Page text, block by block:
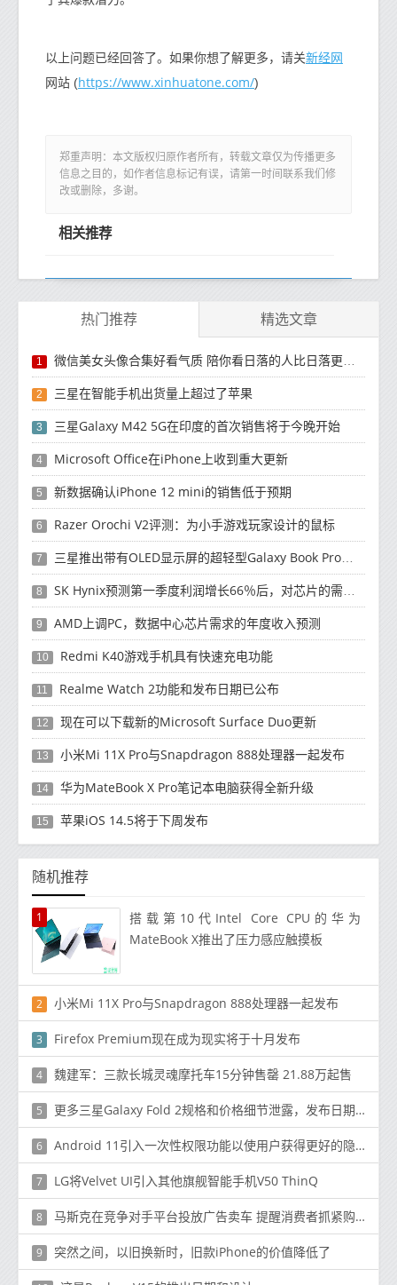
以上问题已经回答了。如果你想了解更多，请关新经网
网站 (https://www.xinhuatone.com/)
郑重声明：本文版权归原作者所有，转载文章仅为传播更多
信息之目的，如作者信息标记有误，请第一时间联系我们修
改或删除，多谢。
相关推荐
热门推荐 精选文章
1 微信美女头像合集好看气质 陪你看日落的人比日落更浪漫
2 三星在智能手机出货量上超过了苹果
3 三星Galaxy M42 5G在印度的首次销售将于今晚开始
4 Microsoft Office在iPhone上收到重大更新
5 新数据确认iPhone 12 mini的销售低于预期
6 Razer Orochi V2评测：为小手游戏玩家设计的鼠标
7 三星推出带有OLED显示屏的超轻型Galaxy Book Pro和Galaxy Book Pro 360笔记本电脑
8 SK Hynix预测第一季度利润增长66％后，对芯片的需求将增强
9 AMD上调PC，数据中心芯片需求的年度收入预测
10 Redmi K40游戏手机具有快速充电功能
11 Realme Watch 2功能和发布日期已公布
12 现在可以下载新的Microsoft Surface Duo更新
13 小米Mi 11X Pro与Snapdragon 888处理器一起发布
14 华为MateBook X Pro笔记本电脑获得全新升级
15 苹果iOS 14.5将于下周发布
随机推荐
1
搭载第10代Intel Core CPU的华为
MateBook X推出了压力感应触摸板
2 小米Mi 11X Pro与Snapdragon 888处理器一起发布
3 Firefox Premium现在成为现实将于十月发布
4 魏建军：三款长城灵魂摩托车15分钟售罄 21.88万起售
5 更多三星Galaxy Fold 2规格和价格细节泄露，发布日期可能会推迟
6 Android 11引入一次性权限功能以使用户获得更好的隐私
7 LG将Velvet UI引入其他旗舰智能手机V50 ThinQ
8 马斯克在竞争对手平台投放广告卖车 提醒消费者抓紧购买
9 突然之间，以旧换新时，旧款iPhone的价值降低了